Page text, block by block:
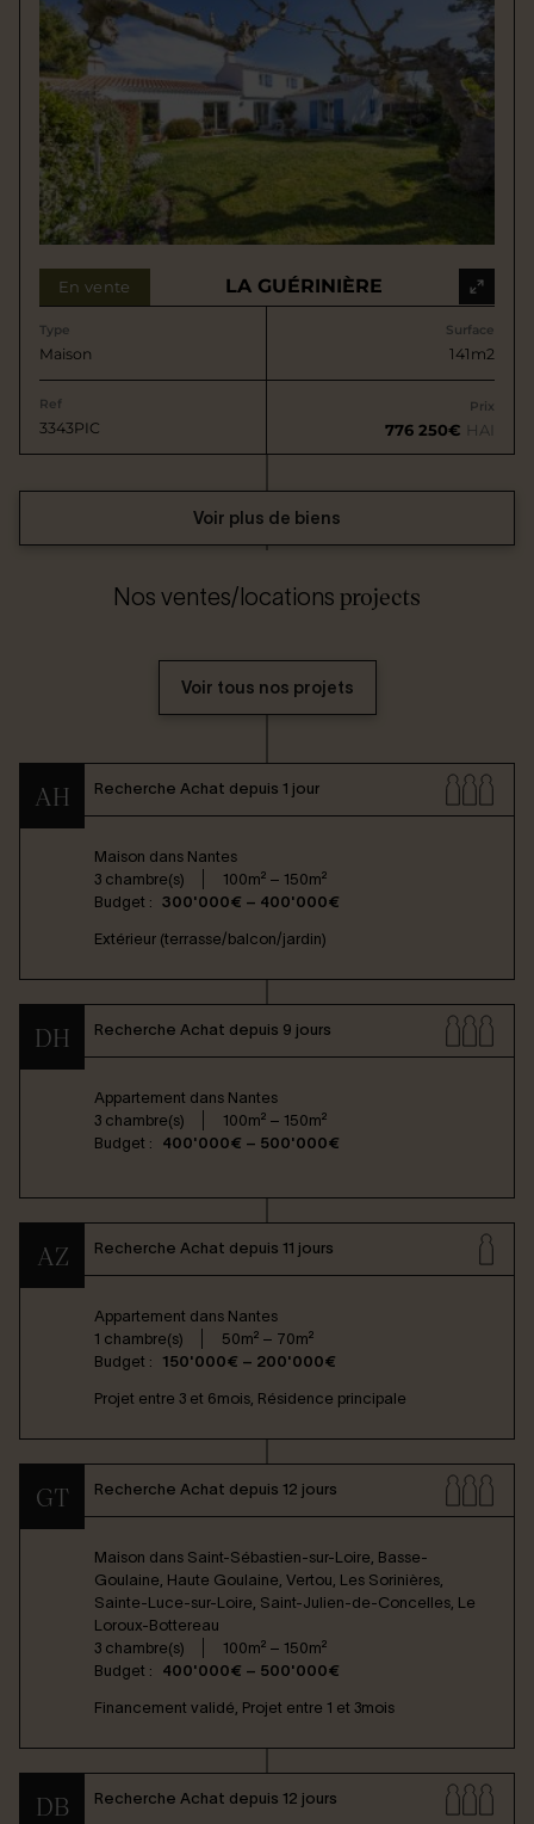
En vente LA GUÉRINIÈRE
Type
Maison
Surface
141m2
Ref
3343PIC
Prix
776 250€ HAI
Voir plus de biens
Nos ventes/locations projects
Voir tous nos projets
AH Recherche Achat depuis 1 jour
Maison dans Nantes
3 chambre(s)
100m² – 150m²
Budget :
300'000€ – 400'000€
Extérieur (terrasse/balcon/jardin)
DH Recherche Achat depuis 9 jours
Appartement dans Nantes
3 chambre(s)
100m² – 150m²
Budget :
400'000€ – 500'000€
AZ Recherche Achat depuis 11 jours
Appartement dans Nantes
1 chambre(s)
50m² – 70m²
Budget :
150'000€ – 200'000€
Projet entre 3 et 6mois, Résidence principale
GT Recherche Achat depuis 12 jours
Maison dans Saint-Sébastien-sur-Loire, Basse-
Goulaine, Haute Goulaine, Vertou, Les Sorinières,
Sainte-Luce-sur-Loire, Saint-Julien-de-Concelles, Le
Loroux-Bottereau
3 chambre(s)
100m² – 150m²
Budget :
400'000€ – 500'000€
Financement validé, Projet entre 1 et 3mois
DB Recherche Achat depuis 12 jours